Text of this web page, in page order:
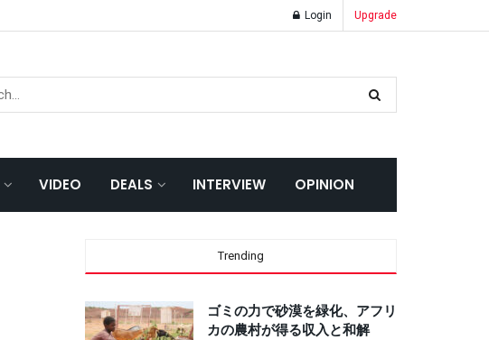
Login Upgrade
VIDEO DEALS INTERVIEW OPINION
Trending
ゴミの力で砂漠を緑化、アフリ
カの農村が得る収入と和解